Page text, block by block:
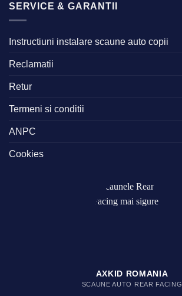
SERVICE & GARANTII
Instructiuni instalare scaune auto copii
Reclamatii
Retur
Termeni si conditii
ANPC
Cookies
AXKID ROMANIA
SCAUNE AUTO REAR FACING